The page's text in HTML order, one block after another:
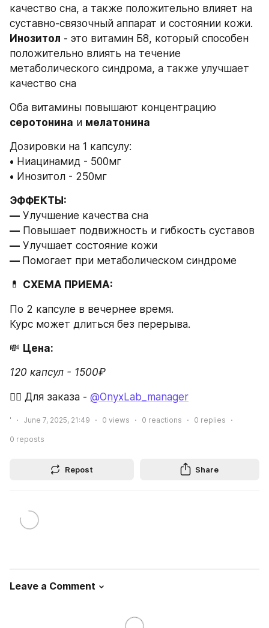
качество сна, а также положительно влияет на
Инозитол - это витамин Б8, который способен
положительно влиять на течение
метаболического синдрома, а также улучшает
качество сна
серотонина и мелатонина
Дозировки на 1 капсулу:
• Ниацинамид - 500мг
• Инозитол - 250мг
ЭФФЕКТЫ:
— Улучшение качества сна
— Повышает подвижность и гибкость суставов
— Улучшает состояние кожи
— Помогает при метаболическом синдроме
💊 СХЕМА ПРИЕМА:
По 2 капсуле в вечернее время.
Курс может длиться без перерыва.
💸 Цена:
120 капсул - 1500₽
✍🏻 Для заказа - @OnyxLab_manager
' June 7, 2025, 21:49 0 views 0 reactions 0 replies
0 reposts
Repost Share
Leave a Comment